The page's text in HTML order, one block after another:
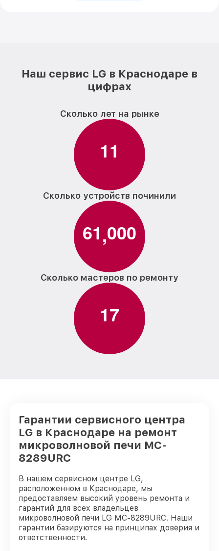
Наш сервис LG в Краснодаре в
цифрах
Сколько лет на рынке
11
Сколько устройств починили
61,000
Сколько мастеров по ремонту
17
Гарантии сервисного центра
LG в Краснодаре на ремонт
микроволновой печи MC-
8289URC
В нашем сервисном центре LG,
расположенном в Краснодаре, мы
предоставляем высокий уровень ремонта и
гарантий для всех владельцев
микроволновой печи LG MC-8289URC. Наши
гарантии базируются на принципах доверия и
ответственности.